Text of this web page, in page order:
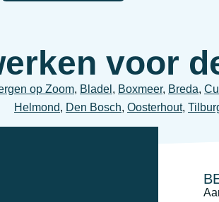
voor
op Zoom, Bladel , Boxmeer, Breda,
Helmond, Den Bosch, Oosterhout,